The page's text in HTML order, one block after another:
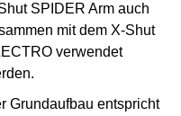
SPIDER Arm auch
mit dem X-Shut
verwendet
Grundaufbau entspricht